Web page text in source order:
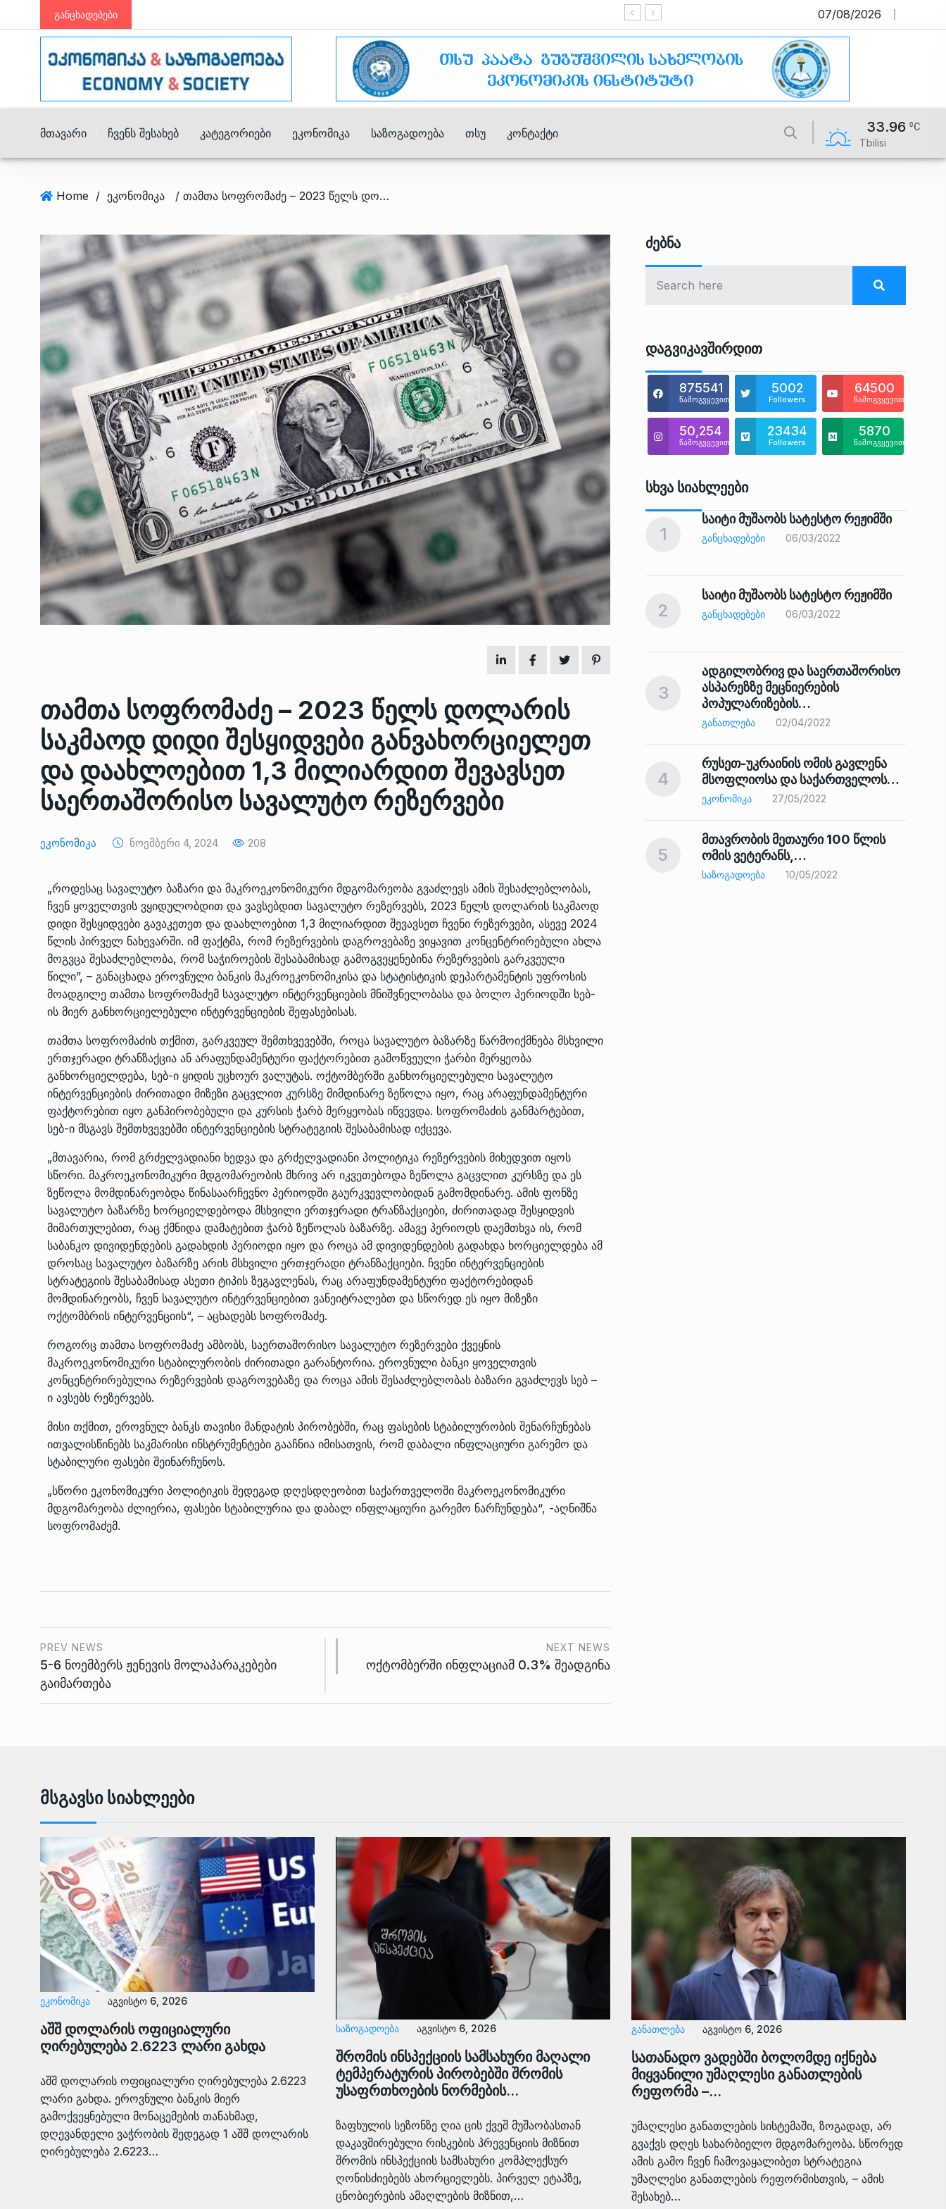
განცხადებები საიტი მუშაობს სატესტო რეჟიმში
07/08/2026
Მთავარი Ჩვენს Შესახებ Კატეგორიები Ეკონომიკა Საზოგადოება Თსუ Კონტაქტი 33.96
Tbilisi
Home / ეკონომიკა / თამთა სოფრომაძე – 2023 წელს დოლარის საკმაოდ დიდი შესყიდვები განვახორციელეთ და დაახლოებით 1,3 მილიარდით შევავსეთ საერთაშორისო სავალუტო რეზერვები
თამთა სოფრომაძე – 2023 წელს დოლარის
საკმაოდ დიდი შესყიდვები განვახორციელეთ
და დაახლოებით 1,3 მილიარდით შევავსეთ
საერთაშორისო სავალუტო რეზერვები
Ეკონომიკა Ნოემბერი 4, 2024 208
„როდესაც სავალუტო ბაზარი და მაკროეკონომიკური მდგომარეობა გვაძლევს ამის შესაძლებლობას,
ჩვენ ყოველთვის ვყიდულობდით და ვავსებდით სავალუტო რეზერვებს, 2023 წელს დოლარის საკმაოდ
დიდი შესყიდვები გავაკეთეთ და დაახლოებით 1,3 მილიარდით შევავსეთ ჩვენი რეზერვები, ასევე 2024
წლის პირველ ნახევარში. იმ ფაქტმა, რომ რეზერვების დაგროვებაზე ვიყავით კონცენტრირებული ახლა
მოგვცა შესაძლებლობა, რომ საჭიროების შესაბამისად გამოგვეყენებინა რეზერვების გარკვეული
წილი”, – განაცხადა ეროვნული ბანკის მაკროეკონომიკისა და სტატისტიკის დეპარტამენტის უფროსის
მოადგილე თამთა სოფრომაძემ სავალუტო ინტერვენციების მნიშვნელობასა და ბოლო პერიოდში სებ-
ის მიერ განხორციელებული ინტერვენციების შეფასებისას.
თამთა სოფრომაძის თქმით, გარკვეულ შემთხვევებში, როცა სავალუტო ბაზარზე წარმოიქმნება მსხვილი
ერთჯერადი ტრანზაქცია ან არაფუნდამენტური ფაქტორებით გამოწვეული ჭარბი მერყეობა
განხორციელდება, სებ-ი ყიდის უცხოურ ვალუტას. ოქტომბერში განხორციელებული სავალუტო
ინტერვენციების ძირითადი მიზეზი გაცვლით კურსზე მიმდინარე ზეწოლა იყო, რაც არაფუნდამენტური
ფაქტორებით იყო განპირობებული და კურსის ჭარბ მერყეობას იწვევდა. სოფრომაძის განმარტებით,
სებ-ი მსგავს შემთხვევებში ინტერვენციების სტრატეგიის შესაბამისად იქცევა.
„მთავარია, რომ გრძელვადიანი ხედვა და გრძელვადიანი პოლიტიკა რეზერვების მიხედვით იყოს
სწორი. მაკროეკონომიკური მდგომარეობის მხრივ არ იკვეთებოდა ზეწოლა გაცვლით კურსზე და ეს
ზეწოლა მომდინარეობდა წინასაარჩევნო პერიოდში გაურკვევლობიდან გამომდინარე. ამის ფონზე
სავალუტო ბაზარზე ხორციელდებოდა მსხვილი ერთჯერადი ტრანზაქციები, ძირითადად შესყიდვის
მიმართულებით, რაც ქმნიდა დამატებით ჭარბ ზეწოლას ბაზარზე. ამავე პერიოდს დაემთხვა ის, რომ
საბანკო დივიდენდების გადახდის პერიოდი იყო და როცა ამ დივიდენდების გადახდა ხორციელდება ამ
დროსაც სავალუტო ბაზარზე არის მსხვილი ერთჯერადი ტრანზაქციები. ჩვენი ინტერვენციების
სტრატეგიის შესაბამისად ასეთი ტიპის ზეგავლენას, რაც არაფუნდამენტური ფაქტორებიდან
მომდინარეობს, ჩვენ სავალუტო ინტერვენციებით ვანეიტრალებთ და სწორედ ეს იყო მიზეზი
ოქტომბრის ინტერვენციის“, – აცხადებს სოფრომაძე.
როგორც თამთა სოფრომაძე ამბობს, საერთაშორისო სავალუტო რეზერვები ქვეყნის
მაკროეკონომიკური სტაბილურობის ძირითადი გარანტორია. ეროვნული ბანკი ყოველთვის
კონცენტრირებულია რეზერვების დაგროვებაზე და როცა ამის შესაძლებლობას ბაზარი გვაძლევს სებ –
ი ავსებს რეზერვებს.
მისი თქმით, ეროვნულ ბანკს თავისი მანდატის პირობებში, რაც ფასების სტაბილურობის შენარჩუნებას
ითვალისწინებს საკმარისი ინსტრუმენტები გააჩნია იმისათვის, რომ დაბალი ინფლაციური გარემო და
სტაბილური ფასები შეინარჩუნოს.
„სწორი ეკონომიკური პოლიტიკის შედეგად დღესდღეობით საქართველოში მაკროეკონომიკური
მდგომარეობა ძლიერია, ფასები სტაბილურია და დაბალ ინფლაციური გარემო ნარჩუნდება“, -აღნიშნა
სოფრომაძემ.
PREV NEWS
5-6 ნოემბერს ჟენევის მოლაპარაკებები
გაიმართება
NEXT NEWS
ოქტომბერში ინფლაციამ 0.3% შეადგინა
Ძებნა
Დაგვიკავშირდით
875541
წამოგვყევით
5002
Followers
64500
წამოგვყევით
50,254
წამოგვყევით
23434
Followers
5870
წამოგვყევით
Სხვა Სიახლეები
6
ოთარ შამუგია ბაქოში გამართულ
მინისტერიალზე სიტყვით…
ᲔᲙᲝᲜᲝᲛᲘᲙᲐ 10/05/2022
7
გოგიტა თოდრაძე საქართველოს
სტატისტიკის ეროვნული
სამსახურის…
8
გენერალურმა დირექტორმა შუა
დერეფნის…
ᲔᲙᲝᲜᲝᲛᲘᲙᲐ 11/05/2022
9
თბილისის ზაქარია ფალიაშვილის
სახელობის ოპერისა და
ბალეტის…
10
სახელობის ოპერისა და
ბალეტის…
ᲙᲣᲚᲢᲣᲠᲐ 13/05/2022
11
ზურაბ აზარაშვილი:
„სოციალურად დაუცველთა
დასაქმების პროგრამაში,…
ᲡᲐᲖᲝᲒᲐᲓᲝᲔᲑᲐ 13/05/2022
12
აბაშის მუნიციპალიტეტი
13
საკმარისზე მეტი, თუმცა…
ᲔᲙᲝᲜᲝᲛᲘᲙᲐ 13/05/2022
14
პრემიერ-მინისტრი ირაკლი
ღარიბაშვილი ოზურგეთის
ტექნოპარკში სტარტაპერებს…
ᲒᲐᲜᲐᲗᲚᲔᲑᲐ
რეაბილიტირებული ოზურგეთის…
ᲒᲐᲜᲐᲗᲚᲔᲑᲐ 15/05/2022
1
საიტი მუშაობს სატესტო რეჟიმში
ᲒᲐᲜᲪᲮᲐᲓᲔᲑᲔᲑᲘ 06/03/2022
2
საიტი მუშაობს სატესტო რეჟიმში
ᲒᲐᲜᲪᲮᲐᲓᲔᲑᲔᲑᲘ 06/03/2022
3
ადგილობრივ და საერთაშორისო
ასპარეზზე მეცნიერების
პოპულარიზების…
ᲒᲐᲜᲐᲗᲚᲔᲑᲐ 02/04/2022
4
რუსეთ-უკრაინის ომის გავლენა
მსოფლიოსა და საქართველოს…
ᲔᲙᲝᲜᲝᲛᲘᲙᲐ 27/05/2022
5
მთავრობის მეთაური 100 წლის
ომის ვეტერანს,…
ᲡᲐᲖᲝᲒᲐᲓᲝᲔᲑᲐ 10/05/2022
Მსგავსი Სიახლეები
ᲔᲙᲝᲜᲝᲛᲘᲙᲐ აგვისტო 6, 2026
აშშ დოლარის ოფიციალური
ღირებულება 2.6223 ლარი გახდა
აშშ დოლარის ოფიციალური ღირებულება 2.6223
ლარი გახდა. ეროვნული ბანკის მიერ
გამოქვეყნებული მონაცემების თანახმად,
დღევანდელი ვაჭრობის შედეგად 1 აშშ დოლარის
ღირებულება 2.6223…
ᲡᲐᲖᲝᲒᲐᲓᲝᲔᲑᲐ აგვისტო 6, 2026
შრომის ინსპექციის სამსახური მაღალი
ტემპერატურის პირობებში შრომის
უსაფრთხოების ნორმების…
ზაფხულის სეზონზე ღია ცის ქვეშ მუშაობასთან
დაკავშირებული რისკების პრევენციის მიზნით
შრომის ინსპექციის სამსახური კომპლექსურ
ღონისძიებებს ახორციელებს. პირველ ეტაპზე,
ცნობიერების ამაღლების მიზნით,…
ᲒᲐᲜᲐᲗᲚᲔᲑᲐ აგვისტო 6, 2026
სათანადო ვადებში ბოლომდე იქნება
მიყვანილი უმაღლესი განათლების
რეფორმა –…
უმაღლესი განათლების სისტემაში, ზოგადად, არ
გვაქვს დღეს სახარბიელო მდგომარეობა. სწორედ
ამის გამო ჩვენ ჩამოვაყალიბეთ სტრატეგია
უმაღლესი განათლების რეფორმისთვის, – ამის
შესახებ…